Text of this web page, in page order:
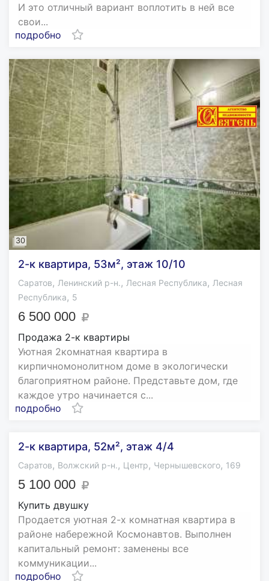
И это отличный вариант воплотить в ней все
свои...
подробно
30
2-к квартира, 53м², этаж 10/10
Саратов, Ленинский р-н., Лесная Республика, Лесная
Республика, 5
6 500 000
Продажа 2-к квартиры
Уютная 2комнатная квартира в
кирпичномонолитном доме в экологически
благоприятном районе. Представьте дом, где
каждое утро начинается с...
подробно
2-к квартира, 52м², этаж 4/4
Саратов, Волжский р-н., Центр, Чернышевского, 169
5 100 000
Купить двушку
Продается уютная 2-х комнатная квартира в
районе набережной Космонавтов. Выполнен
капитальный ремонт: заменены все
коммуникации...
подробно